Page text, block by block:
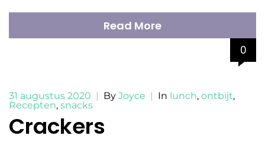
Read More
0
31 augustus 2020 | By Joyce | In lunch, ontbijt,
Recepten, snacks
Crackers